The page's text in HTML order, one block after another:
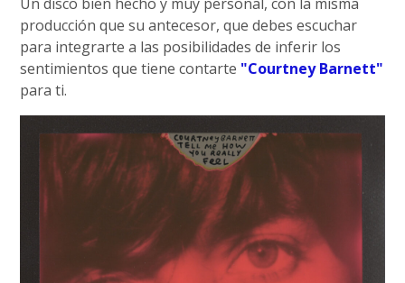
producción que su antecesor, que debes escuchar
para integrarte a las posibilidades de inferir los
sentimientos que tiene contarte "Courtney Barnett"
para ti.